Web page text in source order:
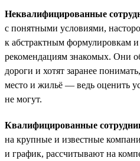
Неквалифицированные
с понятными условиями,
к абстрактным формулировкам
рекомендациям знакомых. Они
дороги и хотят заранее
место и жильё — ведь оценить
не могут.
Квалифицированные
на крупные и известные
и график, рассчитывают на